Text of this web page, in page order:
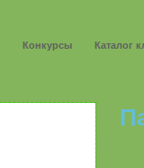
Конкурсы Каталог